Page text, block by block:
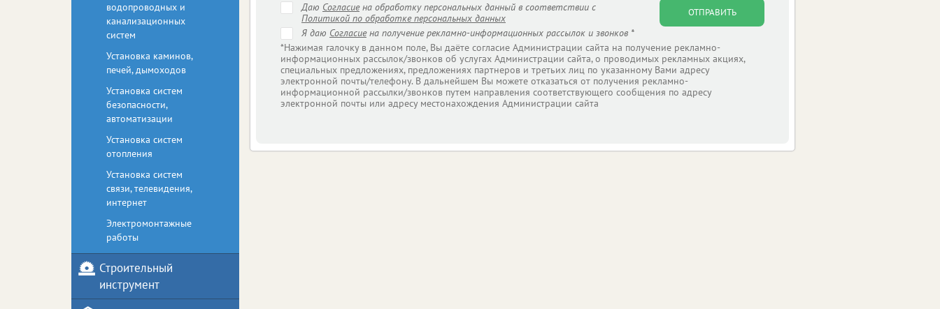
Даю Согласиена обработку персональных данный в соответствии с
Политикой по обработке персональных данных
ОТПРАВИТЬ
Я даю Согласиена получение рекламно-информационных рассылок и звонков *
*Нажимая галочку в данном поле, Вы даёте согласие Администрации сайта на получение рекламно-
информационных рассылок/звонков об услугах Администрации сайта, о проводимых рекламных акциях,
специальных предложениях, предложениях партнеров и третьих лиц по указанному Вами адресу
электронной почты/телефону. В дальнейшем Вы можете отказаться от получения рекламно-
информационной рассылки/звонков путем направления соответствующего сообщения по адресу
электронной почты или адресу местонахождения Администрации сайта
водопроводных и
канализационных
систем
Установка каминов,
печей, дымоходов
Установка систем
безопасности,
автоматизации
Установка систем
отопления
Установка систем
связи, телевидения,
интернет
Электромонтажные
работы
Строительный
инструмент